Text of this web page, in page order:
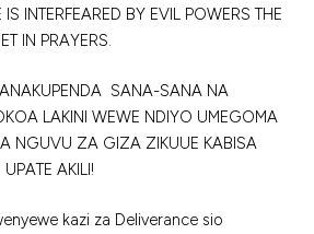
INTERFEARED BY EVIL POWERS THE
IN PRAYERS.
SANA-SANA NA
LAKINI WEWE NDIYO UMEGOMA
NGUVU ZA GIZA ZIKUUE KABISA
AKILI!
kazi za Deliverance sio